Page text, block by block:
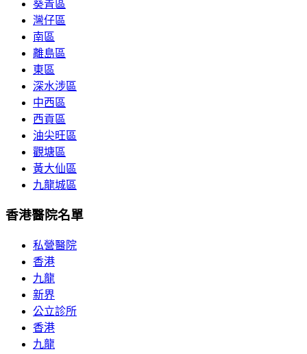
葵青區
灣仔區
南區
離島區
東區
深水涉區
中西區
西貢區
油尖旺區
觀塘區
黃大仙區
九龍城區
香港醫院名單
私營醫院
香港
九龍
新界
公立診所
香港
九龍